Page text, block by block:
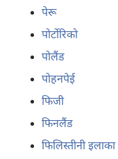
पेरू
पोर्टोरिको
पोलैंड
पोहनपेई
फिजी
फिनलैंड
फिलिस्तीनी इलाका